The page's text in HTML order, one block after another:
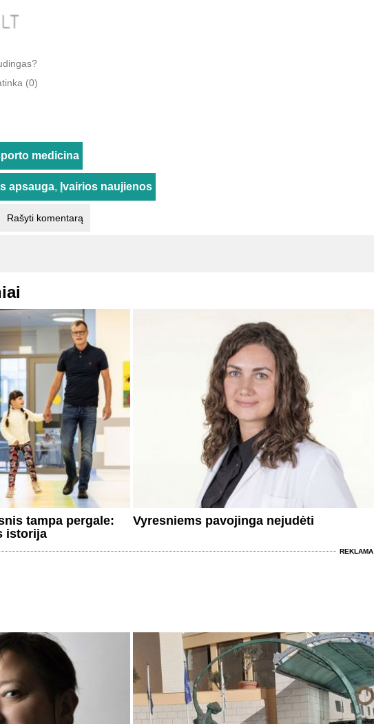
(0)
medicina
apsauga, Įvairios naujienos
Rašyti komentarą
tampa pergale:
istorija
Vyresniems pavojinga nejudėti
REKLAMA